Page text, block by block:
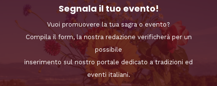
Segnala il tuo evento!
Vuoi promuovere la tua sagra o evento?
Compila il form, la nostra redazione verificherà per un
possibile
inserimento sul nostro portale dedicato a tradizioni ed
eventi italiani.